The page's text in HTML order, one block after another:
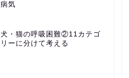
病気
犬・猫の呼吸困難②11カテゴ
リーに分けて考える